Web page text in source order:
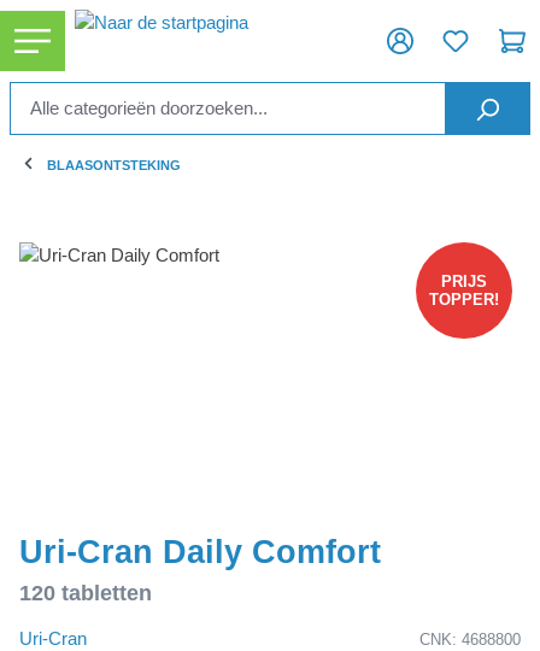
BLAASONTSTEKING
PRIJS
TOPPER!
component.cms.imageGallery.skipImageGallery
Uri-Cran Daily Comfort
120 tabletten
Uri-Cran CNK: 4688800